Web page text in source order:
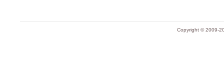
Copyright © 2009-